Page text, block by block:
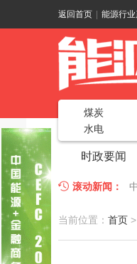
返回首页 能源行
煤炭
水电
时政要闻
滚动新闻：
当前位置： 首页 >